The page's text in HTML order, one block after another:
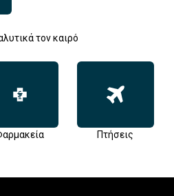
τον καιρό
Πτήσεις